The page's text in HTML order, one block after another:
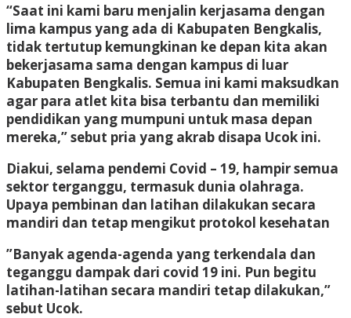
“Saat ini kami baru menjalin kerjasama dengan
lima kampus yang ada di Kabupaten Bengkalis,
tidak tertutup kemungkinan ke depan kita akan
bekerjasama sama dengan kampus di luar
Kabupaten Bengkalis. Semua ini kami maksudkan
agar para atlet kita bisa terbantu dan memiliki
pendidikan yang mumpuni untuk masa depan
mereka,” sebut pria yang akrab disapa Ucok ini.
Diakui, selama pendemi Covid – 19, hampir semua
sektor terganggu, termasuk dunia olahraga.
Upaya pembinan dan latihan dilakukan secara
mandiri dan tetap mengikut protokol kesehatan
”Banyak agenda-agenda yang terkendala dan
teganggu dampak dari covid 19 ini. Pun begitu
latihan-latihan secara mandiri tetap dilakukan,”
sebut Ucok.